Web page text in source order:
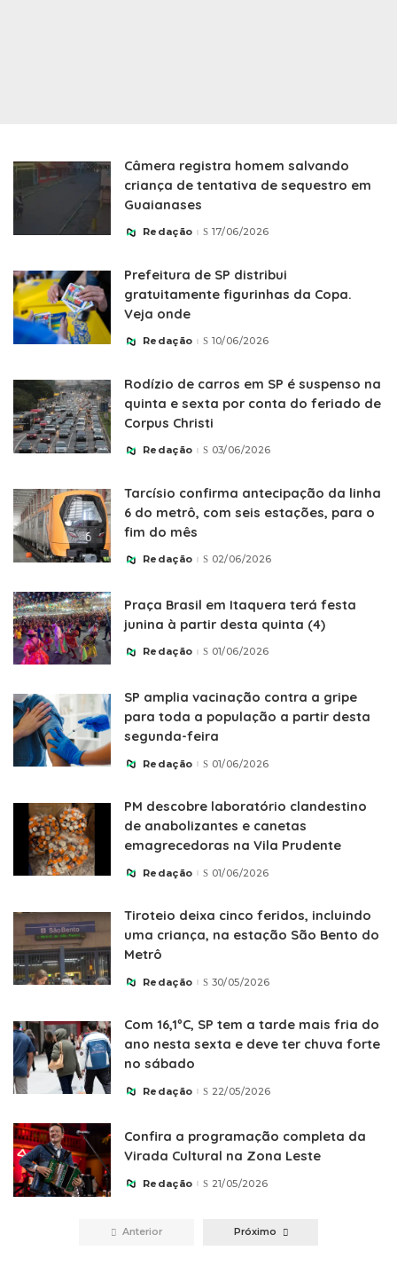
Câmera registra homem salvando
criança de tentativa de sequestro em
Guaianases
Posted
Redação 17/06/2026
Prefeitura de SP distribui
gratuitamente figurinhas da Copa.
Veja onde
Posted
Redação 10/06/2026
Rodízio de carros em SP é suspenso na
quinta e sexta por conta do feriado de
Corpus Christi
Posted
Redação 03/06/2026
Tarcísio confirma antecipação da linha
6 do metrô, com seis estações, para o
fim do mês
Posted
Redação 02/06/2026
Praça Brasil em Itaquera terá festa
junina à partir desta quinta (4)
Posted
Redação 01/06/2026
SP amplia vacinação contra a gripe
para toda a população a partir desta
segunda-feira
Posted
Redação 01/06/2026
PM descobre laboratório clandestino
de anabolizantes e canetas
emagrecedoras na Vila Prudente
Posted
Redação 01/06/2026
Tiroteio deixa cinco feridos, incluindo
uma criança, na estação São Bento do
Metrô
Posted
Redação 30/05/2026
Com 16,1ºC, SP tem a tarde mais fria do
ano nesta sexta e deve ter chuva forte
no sábado
Posted
Redação 22/05/2026
Confira a programação completa da
Virada Cultural na Zona Leste
Posted
Redação 21/05/2026
Anterior Próximo